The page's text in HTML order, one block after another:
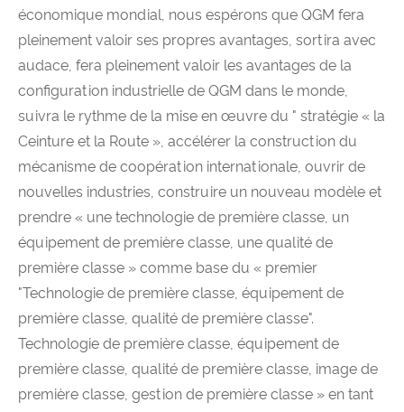
économique mondial, nous espérons que QGM fera
pleinement valoir ses propres avantages, sortira avec
audace, fera pleinement valoir les avantages de la
configuration industrielle de QGM dans le monde,
suivra le rythme de la mise en œuvre du " stratégie « la
Ceinture et la Route », accélérer la construction du
mécanisme de coopération internationale, ouvrir de
nouvelles industries, construire un nouveau modèle et
prendre « une technologie de première classe, un
équipement de première classe, une qualité de
première classe » comme base du « premier
"Technologie de première classe, équipement de
première classe, qualité de première classe".
Technologie de première classe, équipement de
première classe, qualité de première classe, image de
première classe, gestion de première classe » en tant